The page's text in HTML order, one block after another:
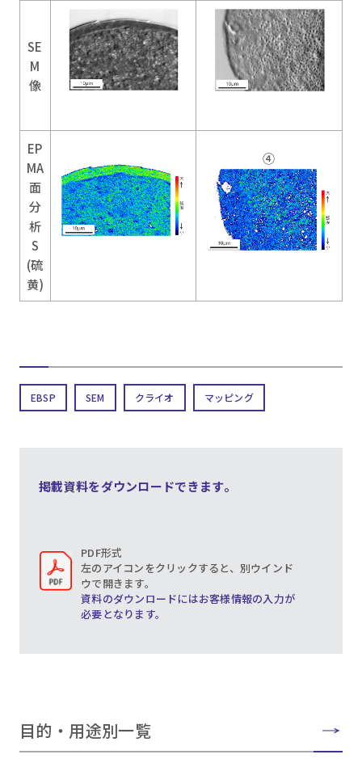
SE
M
像
EP
MA
面
分
析
S
(硫
黄)
④
EBSP SEM クライオ マッピング
掲載資料をダウンロードできます。
PDF形式
左のアイコンをクリックすると、別ウインド
ウで開きます。
資料のダウンロードにはお客様情報の入力が
必要となります。
目的・用途別一覧